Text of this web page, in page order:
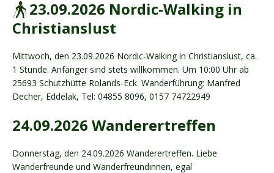
23.09.2026 Nordic-Walking in
Christianslust
Mittwoch, den 23.09.2026 Nordic-Walking in Christianslust, ca.
1 Stunde. Anfänger sind stets willkommen. Um 10:00 Uhr ab
25693 Schutzhütte Rolands-Eck. Wanderführung: Manfred
Decher, Eddelak, Tel: 04855 8096, 0157 74722949
24.09.2026 Wanderertreffen
Donnerstag, den 24.09.2026 Wanderertreffen. Liebe
Wanderfreunde und Wanderfreundinnen, egal